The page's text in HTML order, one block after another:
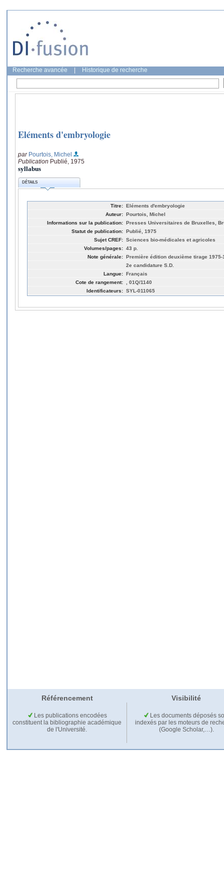
Recherche avancée Historique de recherche
Eléments d'embryologie
par Pourtois, Michel
Publication Publié, 1975
syllabus
DÉTAILS
Titre: Eléments d'embryologie
Auteur: Pourtois, Michel
Informations sur la publication: Presses Universitaires de Bruxelles,
Statut de publication: Publié, 1975
Sujet CREF: Sciences bio-médicales et agricoles
Volumes/pages: 43 p.
Note générale: Première édition deuxième tirage 1975-
2e candidature S.D.
Langue: Français
Cote de rangement:
, 01Q/1140
Identificateurs: SYL-011065
Référencement Visibilité
Les publications encodées
constituent la bibliographie académique
de l'Université.
Les documents déposés
indexés par les moteurs de
(Google Scholar,…).